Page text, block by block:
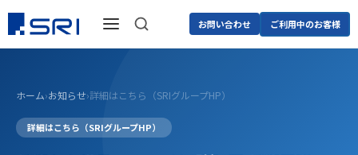
お問い合わせ ご利用中のお客様
ホーム›お知らせ›詳細はこちら（SRIグループHP）
詳細はこちら（SRIグループHP）